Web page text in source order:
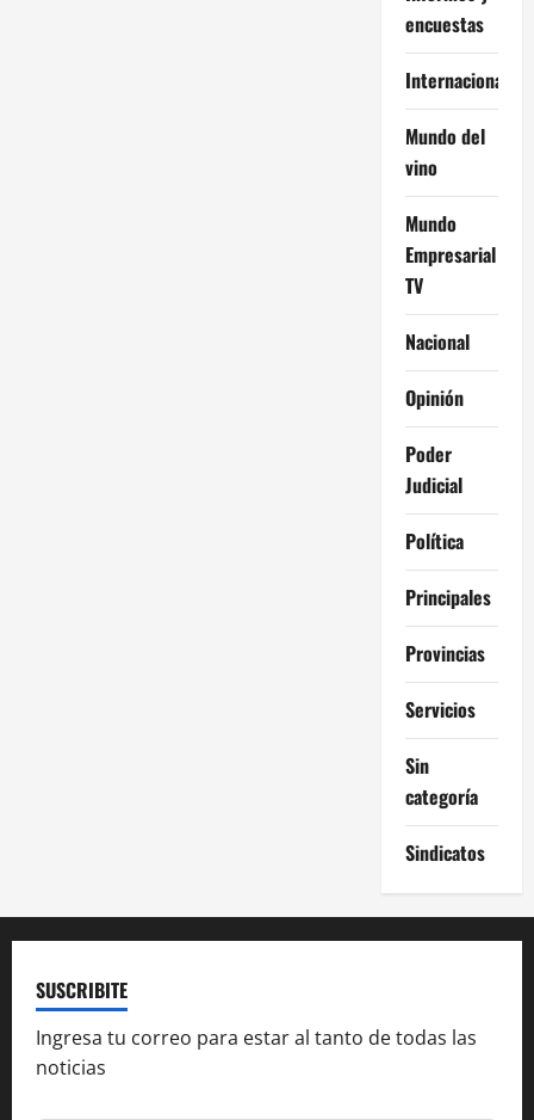
encuestas
Internacional
Mundo del
vino
Mundo
Empresarial
TV
Nacional
Opinión
Poder
Judicial
Política
Principales
Provincias
Servicios
Sin
categoría
Sindicatos
SUSCRIBITE
Ingresa tu correo para estar al tanto de todas las
noticias